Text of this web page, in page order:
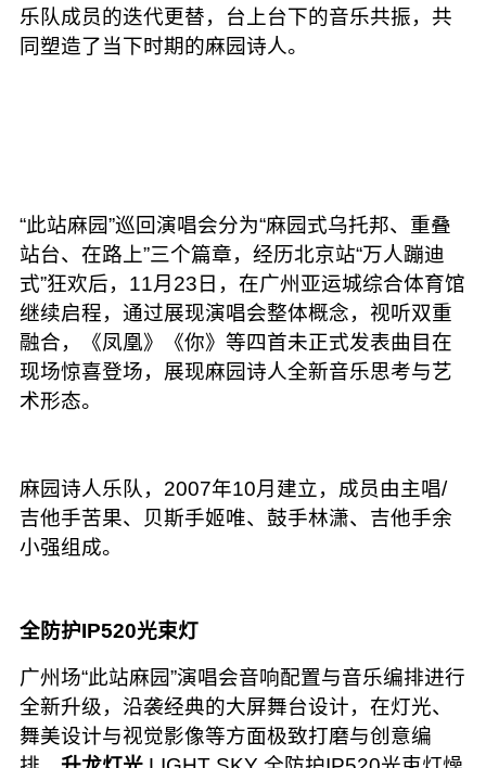
乐队成员的迭代更替，台上台下的音乐共振，共
同塑造了当下时期的麻园诗人。
“此站麻园”巡回演唱会分为“麻园式乌托邦、重叠
站台、在路上”三个篇章，经历北京站“万人蹦迪
式”狂欢后，11月23日，在广州亚运城综合体育馆
继续启程，通过展现演唱会整体概念，视听双重
融合，
《凤凰》
《你》等四首未正式发表曲目在
现场惊喜登场，展现麻园诗人全新音乐思考与艺
术形态。
麻园诗人乐队，2007年10月建立，成员由主唱/
吉他手苦果、贝斯手姬唯、鼓手林潇、吉他手余
小强组成。
全防护IP520光束灯
广州场“此站麻园”演唱会音响配置与音乐编排进行
全新升级，沿袭经典的大屏舞台设计，在灯光、
舞美设计与视觉影像等方面极致打磨与创意编